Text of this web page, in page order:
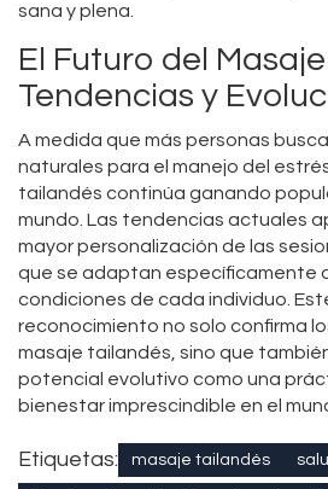
sana y plena.
El Futuro del
Tendencias y
A medida que más personas
naturales para el manejo del
tailandés continúa ganando
mundo. Las tendencias actuales
mayor personalización de las
que se adaptan específicamente
condiciones de cada individuo.
reconocimiento no solo confirma
masaje tailandés, sino que
potencial evolutivo como una
bienestar imprescindible en el
Etiquetas: masaje tailandés